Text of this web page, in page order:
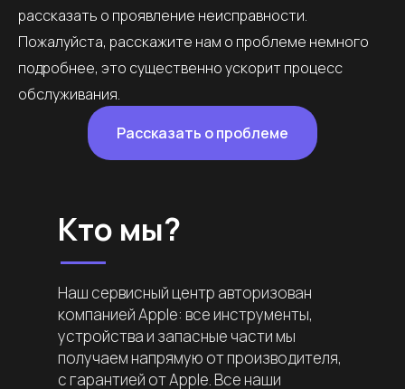
рассказать о проявление неисправности.
Пожалуйста, расскажите нам о проблеме немного
подробнее, это существенно ускорит процесс
обслуживания.
Рассказать о проблеме
Кто мы?
Наш сервисный центр авторизован
компанией Apple: все инструменты,
устройства и запасные части мы
получаем напрямую от производителя,
с гарантией от Apple. Все наши